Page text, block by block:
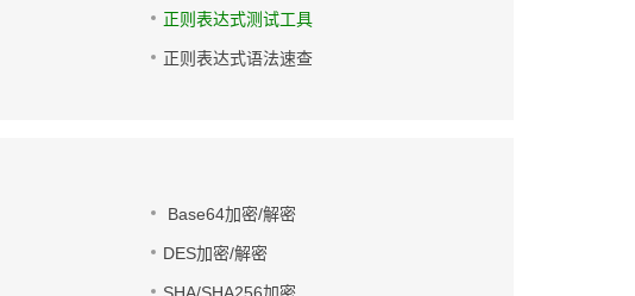
正则表达式测试工具
正则表达式语法速查
Base64加密/解密
DES加密/解密